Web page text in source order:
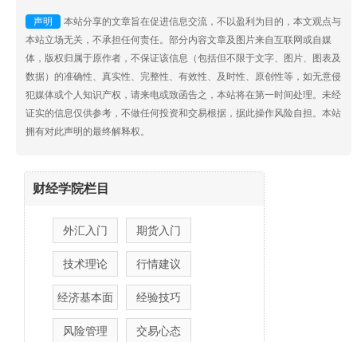
声明
本站分享的文章旨在促进信息交流，不以盈利为目的，本文观点与
本站立场无关，不承担任何责任。部分内容文章及图片来自互联网或自媒
体，版权归属于原作者，不保证该信息（包括但不限于文字、图片、图表及
数据）的准确性、真实性、完整性、有效性、及时性、原创性等，如无意侵
犯媒体或个人知识产权，请来电或致函告之，本站将在第一时间处理。未经
证实的信息仅供参考，不做任何投资和交易根据，据此操作风险自担。本站
拥有对此声明的最终解释权。
财经学院栏目
外汇入门 期货入门
技术理论 行情建议
经济基本面 经验技巧
风险管理 交易心态